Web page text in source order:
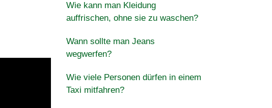
Wie kann man Kleidung
auffrischen, ohne sie zu waschen?
Wann sollte man Jeans
wegwerfen?
Wie viele Personen dürfen in einem
Taxi mitfahren?